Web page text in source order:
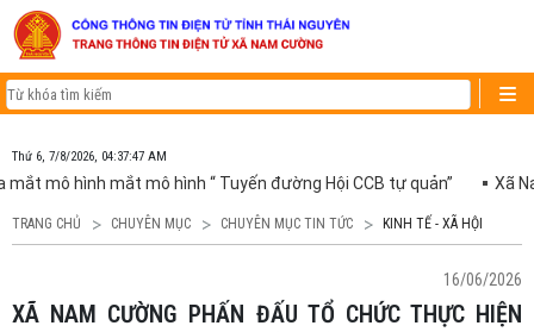
Thứ 6, 7/8/2026, 04:37:47 AM
mô hình mắt mô hình “ Tuyến đường Hội CCB tự quản” Xã
TRANG CHỦ CHUYÊN MỤC CHUYÊN MỤC TIN TỨC KINH TẾ - XÃ HỘI
16/06/2026
XÃ NAM CƯỜNG PHẤN ĐẤU TỔ CHỨC THỰC HIỆN